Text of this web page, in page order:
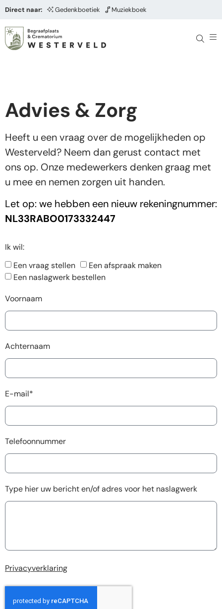
Direct naar: Gedenkboetiek Muziekboek
Advies & Zorg
Heeft u een vraag over de mogelijkheden op
Westerveld? Neem dan gerust contact met
ons op. Onze medewerkers denken graag met
u mee en nemen zorgen uit handen.
Let op: we hebben een nieuw rekeningnummer:
NL33RABO0173332447
Ik wil:
Een vraag stellen
Een afspraak maken
Een naslagwerk bestellen
Voornaam
Achternaam
E-mail*
Telefoonnummer
Type hier uw bericht en/of adres voor het naslagwerk
Privacyverklaring